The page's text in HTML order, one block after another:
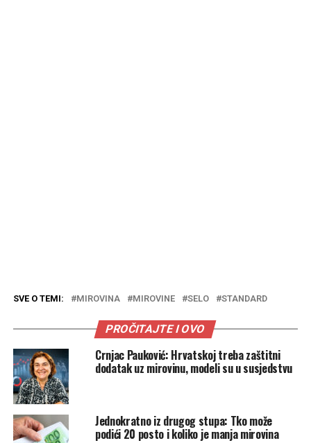
SVE O TEMI: MIROVINA MIROVINE SELO STANDARD
PROČITAJTE I OVO
Crnjac Pauković: Hrvatskoj treba zaštitni
dodatak uz mirovinu, modeli su u susjedstvu
Jednokratno iz drugog stupa: Tko može
podići 20 posto i koliko je manja mirovina